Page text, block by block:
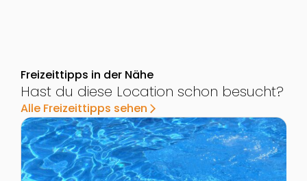
Freizeittipps in der Nähe
Hast du diese Location schon besucht?
Alle Freizeittipps sehen arrow_forward_ios
Zur Detailseite von Strandbad Gänsehäufel